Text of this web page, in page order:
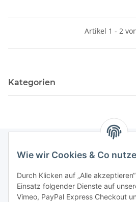
Artikel 1 - 2
Kategorien
Gesetzliche Informationen
Wie wir Cookies & Co
Durch Klicken auf „Alle
Einsatz folgender Dienste auf
Vimeo, PayPal Express Checkout